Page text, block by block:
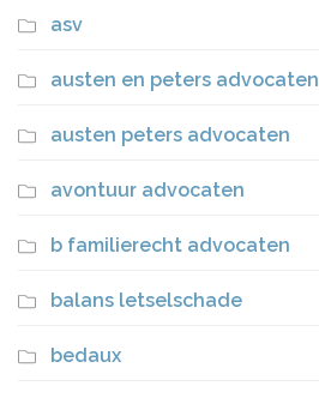
asv
austen en peters advocaten
austen peters advocaten
avontuur advocaten
b familierecht advocaten
balans letselschade
bedaux